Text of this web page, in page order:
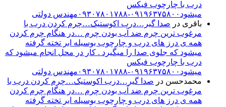
درب با چارچوب فیکس
میشود۰۹۱۹۶۳۷۵۸۰۰-۰۹۳۰۷۸۰۱۷۸۸مهندس دولتی
باقری در صدا گیر…درب اکوستیک…چرم کردن درب با
مرغوب ترین چرم ضد آب بودن چرم …در هنگام چرم کردن
همه ی درز های درب و چارچوب بوسیله ابر تخته گرفته
میشود که جلوی صدا را میگیرد . کار در محل انجام میشود که
درب با چارچوب فیکس
میشود۰۹۱۹۶۳۷۵۸۰۰-۰۹۳۰۷۸۰۱۷۸۸مهندس دولتی
محمدحسن در صدا گیر…درب اکوستیک…چرم کردن درب با
مرغوب ترین چرم ضد آب بودن چرم …در هنگام چرم کردن
همه ی درز های درب و چارچوب بوسیله ابر تخته گرفته